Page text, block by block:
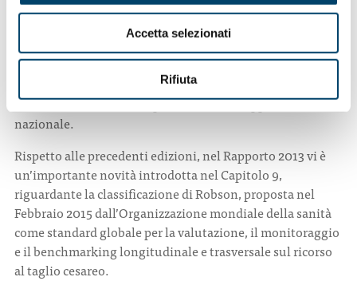
Accetta selezionati
Rifiuta
I flussi informativi trasmessi semestralmente da parte
delle Regioni al Ministero, vengono sottoposti alle
necessarie verifiche di completezza e qualità, allo scopo di
garantire accuratezza ed attendibilità, nonché
confrontabilità a livello territoriale e nel tempo, delle
informazioni statistiche pubblicate nel Rapporto CeDAP
nazionale.
Rispetto alle precedenti edizioni, nel Rapporto 2013 vi è
un’importante novità introdotta nel Capitolo 9,
riguardante la classificazione di Robson, proposta nel
Febbraio 2015 dall’Organizzazione mondiale della sanità
come standard globale per la valutazione, il monitoraggio
e il benchmarking longitudinale e trasversale sul ricorso
al taglio cesareo.